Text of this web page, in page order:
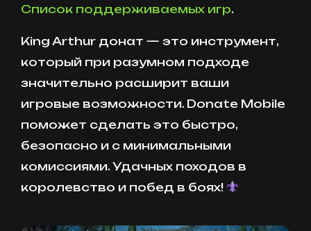
Список поддерживаемых игр.
King Arthur донат — это инструмент,
который при разумном подходе
значительно расширит ваши
игровые возможности. Donate Mobile
поможет сделать это быстро,
безопасно и с минимальными
комиссиями. Удачных походов в
королевство и побед в боях!